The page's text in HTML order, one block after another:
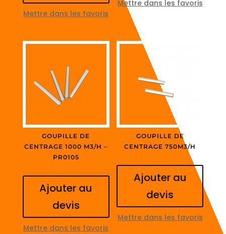
Mettre dans les favoris
Mettre dans les favoris
GOUPILLE DE
CENTRAGE 1000 M3/H –
PR0105
Ajouter au
devis
Mettre dans les favoris
GOUPILLE DE
CENTRAGE 750M3/H
Ajouter au
devis
Mettre dans les favoris